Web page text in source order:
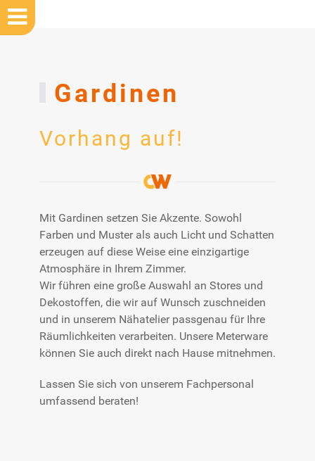
Gardinen
Vorhang auf!
Mit Gardinen setzen Sie Akzente. Sowohl
Farben und Muster als auch Licht und Schatten
erzeugen auf diese Weise eine einzigartige
Atmosphäre in Ihrem Zimmer.
Wir führen eine große Auswahl an Stores und
Dekostoffen, die wir auf Wunsch zuschneiden
und in unserem Nähatelier passgenau für Ihre
Räumlichkeiten verarbeiten. Unsere Meterware
können Sie auch direkt nach Hause mitnehmen.
Lassen Sie sich von unserem Fachpersonal
umfassend beraten!